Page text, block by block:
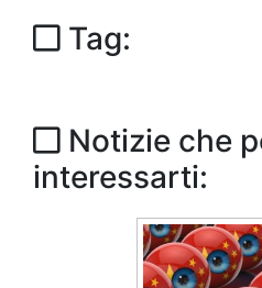
Tag:
Notizie che
interessarti: